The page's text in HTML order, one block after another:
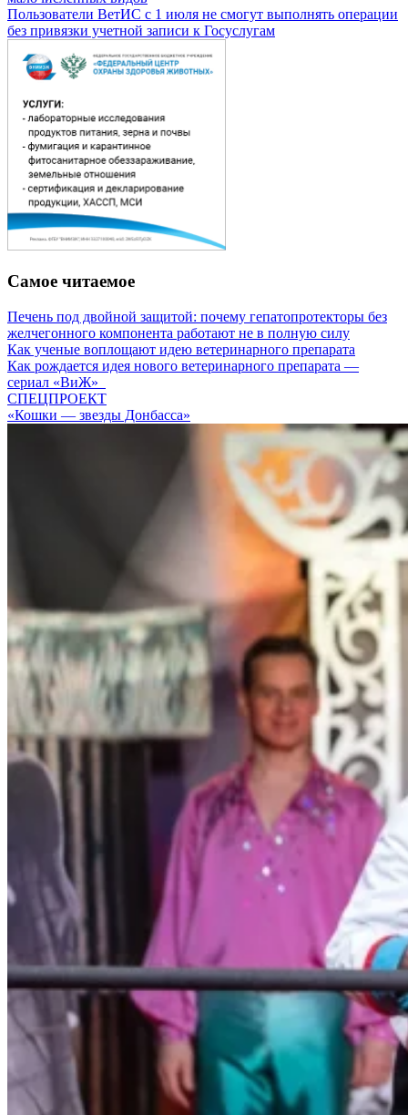
Пользователи ВетИС с 1 июля не смогут выполнять операции
без привязки учетной записи к Госуслугам
Самое читаемое
Печень под двойной защитой: почему гепатопротекторы без
желчегонного компонента работают не в полную силу
Как ученые воплощают идею ветеринарного препарата
Как рождается идея нового ветеринарного препарата —
сериал «ВиЖ»
СПЕЦПРОЕКТ
«Кошки — звезды Донбасса»